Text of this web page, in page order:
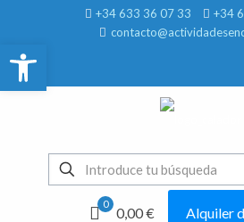
+34 633 36 07 33
+34
0
0,00 € Alquiler
Abrir barra de herramientas